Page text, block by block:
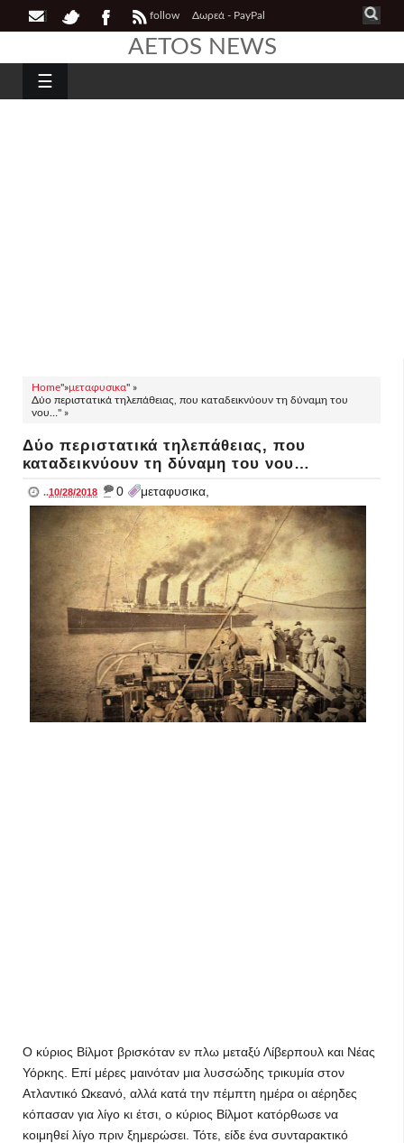
follow Δωρεά - PayPal
AETOS NEWS
☰
Home"»μεταφυσικα" »
Δύο περιστατικά τηλεπάθειας, που καταδεικνύουν τη δύναμη του
νου…" »
Δύο περιστατικά τηλεπάθειας, που
καταδεικνύουν τη δύναμη του νου…
..10/28/2018 _ 0 μεταφυσικα,
Ο κύριος Βίλμοτ βρισκόταν εν πλω μεταξύ Λίβερπουλ και Νέας
Υόρκης. Επί μέρες μαινόταν μια λυσσώδης τρικυμία στον
Ατλαντικό Ωκεανό, αλλά κατά την πέμπτη ημέρα οι αέρηδες
κόπασαν για λίγο κι έτσι, ο κύριος Βίλμοτ κατόρθωσε να
κοιμηθεί λίγο πριν ξημερώσει. Τότε, είδε ένα συνταρακτικό